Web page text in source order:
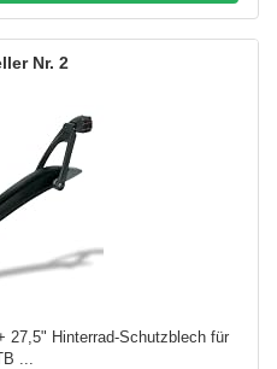
2
27,5" Hinterrad-Schutzblech für
...